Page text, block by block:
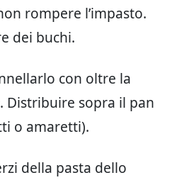
rompere l’impasto.
dei buchi.
con oltre la
Distribuire sopra il pan
o amaretti).
della pasta dello